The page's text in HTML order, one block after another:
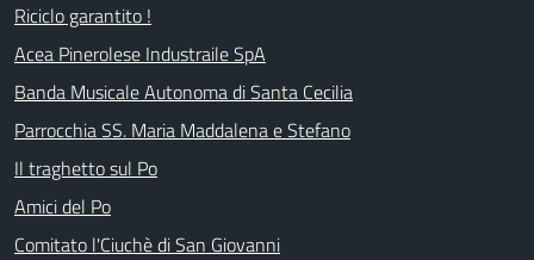
Riciclo garantito !
Acea Pinerolese Industraile SpA
Banda Musicale Autonoma di Santa Cecilia
Parrocchia SS. Maria Maddalena e Stefano
Il traghetto sul Po
Amici del Po
Comitato l'Ciuchè di San Giovanni